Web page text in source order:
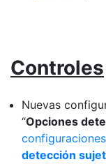
Controles
Nuevas
“Opciones
detección